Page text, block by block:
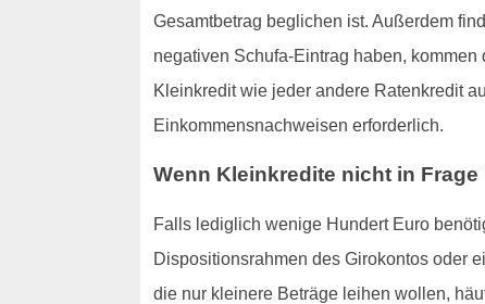
Gesamtbetrag beglichen ist. Außerdem
negativen Schufa-Eintrag haben,
Kleinkredit wie jeder andere Ratenkredit
Einkommensnachweisen erforderlich.
Wenn Kleinkredite nicht in Frage
Falls lediglich wenige Hundert Euro
Dispositionsrahmen des Girokontos oder
die nur kleinere Beträge leihen wollen,